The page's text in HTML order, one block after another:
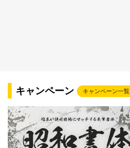
文字種類
価格帯
〜
キャンペーン キャンペーン一覧